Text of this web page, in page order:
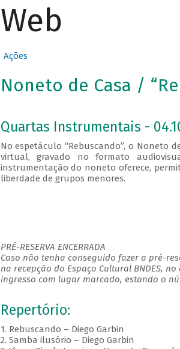
Web
Ações
Noneto de Casa /
Quartas Instrumentais -
No espetáculo “Rebuscando”, o Noneto
virtual, gravado no formato
instrumentação do noneto oferece,
liberdade de grupos menores.
PRÉ-RESERVA ENCERRADA
Caso não tenha conseguido fazer a pré-
na recepção do Espaço Cultural BNDES,
ingresso com lugar marcado, estando o
Repertório:
1. Rebuscando – Diego Garbin
2. Samba ilusório – Diego Garbin